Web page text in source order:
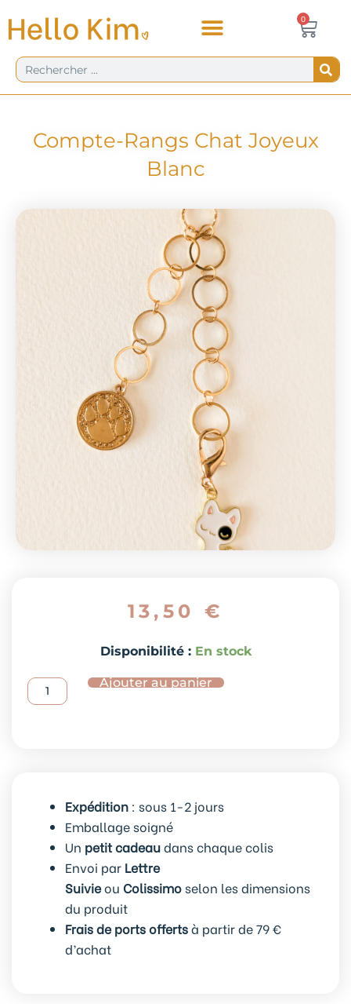
au
€ 0
Rechercher
Compte-Rangs Chat Joyeux
Blanc
13,50 €
Disponibilité : En stock
Compte-
Ajouter au panier
Expédition : sous 1-2 jours
Emballage soigné
Un petit cadeaudans chaque colis
Envoi par Lettre
Suivieou Colissimoselon les dimensions
du produit
Frais de ports offertsà partir de 79 €
d’achat